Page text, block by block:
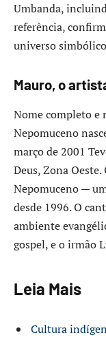
Umbanda,
referência,
universo
Mauro, o
Nome completo e
Nepomuceno
março de 2001
Deus, Zona
Nepomuceno —
desde 1996. O
ambiente
gospel, e o irmão
Leia Mais
Cultura